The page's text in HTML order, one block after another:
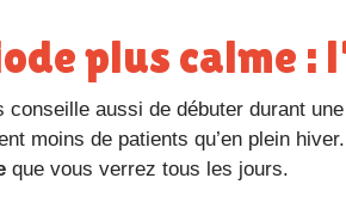
plus calme :
conseille aussi de débuter durant
moins de patients qu’en plein
que vous verrez tous les jours.